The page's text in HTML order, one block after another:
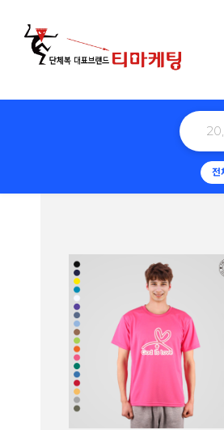
전